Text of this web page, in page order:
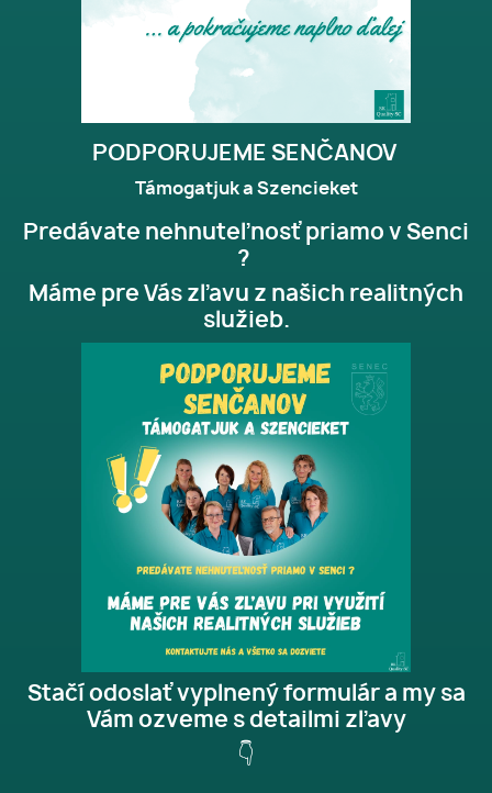
PODPORUJEME SENČANOV
Támogatjuk a Szencieket
Predávate nehnuteľnosť priamo v Senci
?
Máme pre Vás zľavu z našich realitných
služieb.
Stačí odoslať vyplnený formulár a my sa
Vám ozveme s detailmi zľavy
👇